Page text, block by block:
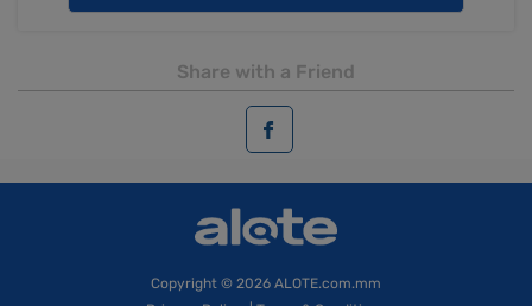
Share with a Friend
Copyright © 2026 ALOTE.com.mm